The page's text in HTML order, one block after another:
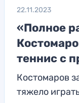
22.11.2023
«Полное
теннис с
Костомаров
тяжело